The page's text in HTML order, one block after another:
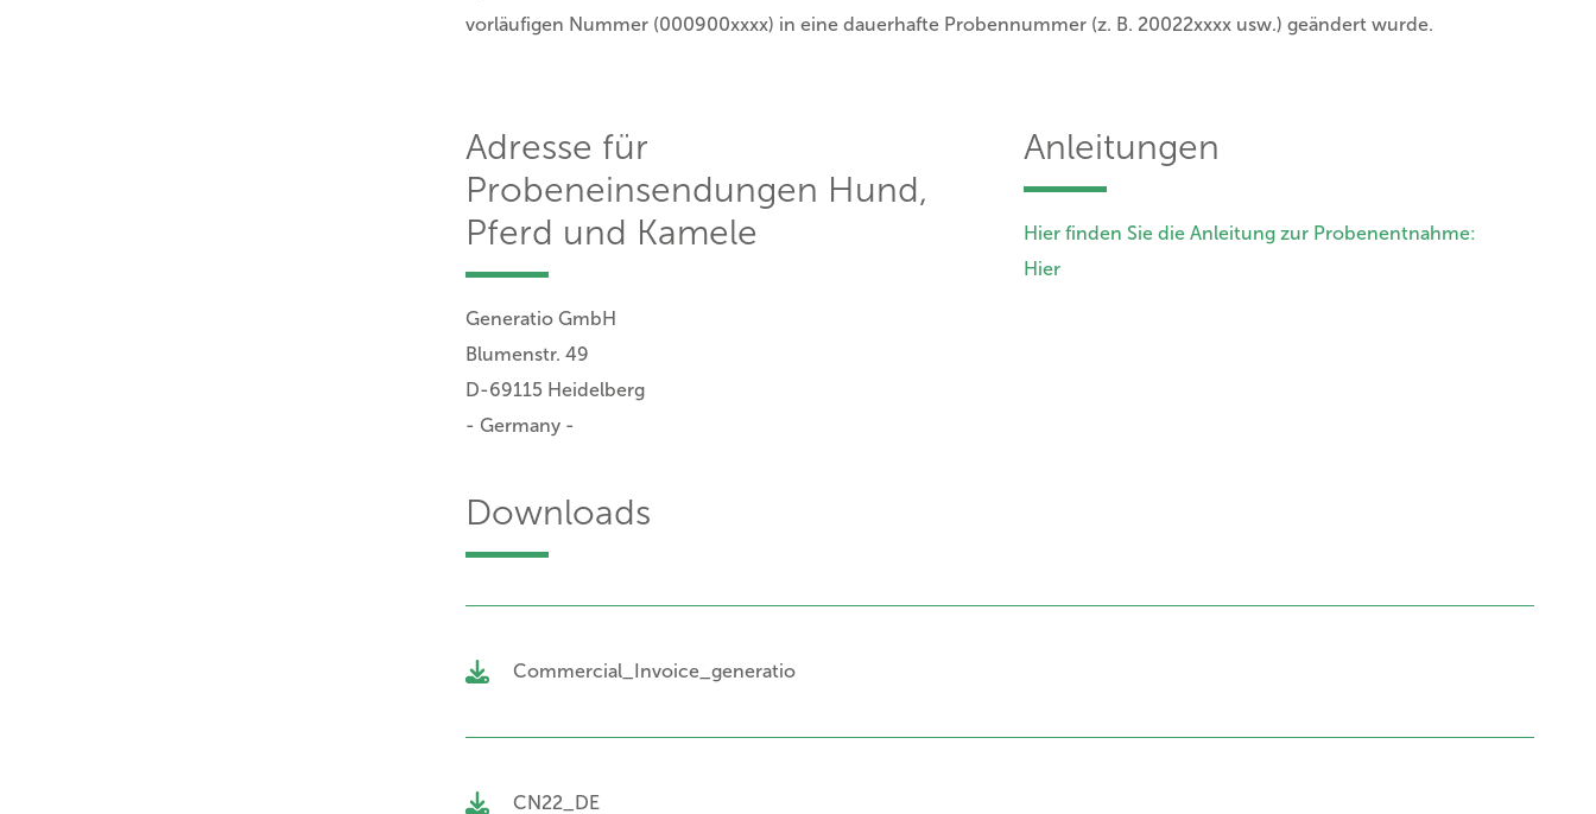
vorläufigen Nummer (000900xxxx) in eine dauerhafte Probennummer (z. B. 20022xxxx usw.) geändert wurde.
Adresse für
Probeneinsendungen Hund,
Pferd und Kamele
Generatio GmbH
Blumenstr. 49
D-69115 Heidelberg
- Germany -
Anleitungen
Hier finden Sie die Anleitung zur Probenentnahme:
Hier
Downloads
Commercial_Invoice_generatio
CN22_DE